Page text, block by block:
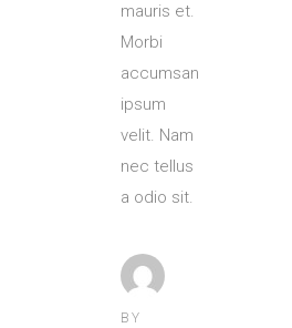
mauris et.
Morbi
accumsan
ipsum
velit. Nam
nec tellus
a odio sit.
BY